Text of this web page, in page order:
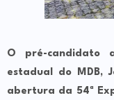
O pré-candidato
estadual do MDB,
abertura da 54ª